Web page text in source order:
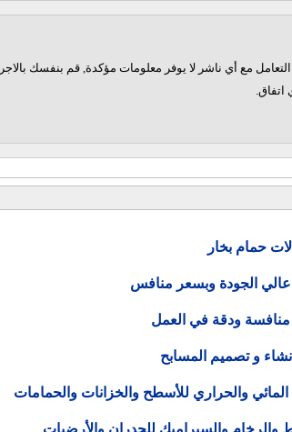
مع أي ناشر لا يوفر معلومات مؤكدة, قم بنفسك
اتفاق.
حمام بخار
الجودة وبسعر منافس
منافسة ودقة في العمل
و تصميم المسابح
والحراري للأسطح والخزانات والحمامات
والرخام والسيراميك للجدران والأرضيات